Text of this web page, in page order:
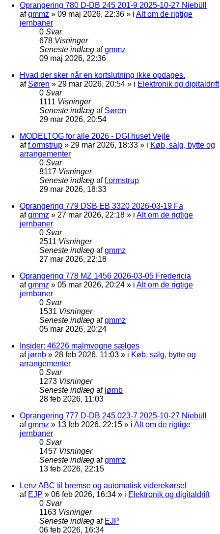
Oprangering 780 D-DB 245 201-9 2025-10-27 Niebüll
afgmmz » 09 maj 2026, 22:36 » i Alt om de rigtige
jernbaner
0 Svar
678 Visninger
Seneste indlæg afgmmz
09 maj 2026, 22:36
Hvad der sker når en kortslutning ikke opdages.
af Søren » 29 mar 2026, 20:54 » i Elektronik og digitaldrift
0 Svar
1111 Visninger
Seneste indlæg af Søren
29 mar 2026, 20:54
MODELTOG for alle 2026 - DGI huset Vejle
aff.ormstrup » 29 mar 2026, 18:33 » i Køb, salg, bytte og
arrangementer
0 Svar
8117 Visninger
Seneste indlæg aff.ormstrup
29 mar 2026, 18:33
Oprangering 779 DSB EB 3320 2026-03-19 Fa
afgmmz » 27 mar 2026, 22:18 » i Alt om de rigtige
jernbaner
0 Svar
2511 Visninger
Seneste indlæg afgmmz
27 mar 2026, 22:18
Oprangering 778 MZ 1456 2026-03-05 Fredericia
afgmmz » 05 mar 2026, 20:24 » i Alt om de rigtige
jernbaner
0 Svar
1531 Visninger
Seneste indlæg afgmmz
05 mar 2026, 20:24
Insider: 46226 malmvogne sælges
af jørnb » 28 feb 2026, 11:03 » i Køb, salg, bytte og
arrangementer
0 Svar
1273 Visninger
Seneste indlæg af jørnb
28 feb 2026, 11:03
Oprangering 777 D-DB 245 023-7 2025-10-27 Niebüll
afgmmz » 13 feb 2026, 22:15 » i Alt om de rigtige
jernbaner
0 Svar
1457 Visninger
Seneste indlæg afgmmz
13 feb 2026, 22:15
Lenz ABC til bremse og automatisk viderekørsel
af EJP » 06 feb 2026, 16:34 » i Elektronik og digitaldrift
0 Svar
1163 Visninger
Seneste indlæg af EJP
06 feb 2026, 16:34